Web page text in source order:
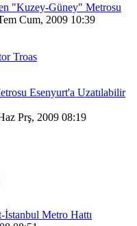
"Kuzey-Güney" Metrosu
Cum, 2009 10:39
Troas
Esenyurt'a Uzatılabilir
Prş, 2009 08:19
Metro Hattı